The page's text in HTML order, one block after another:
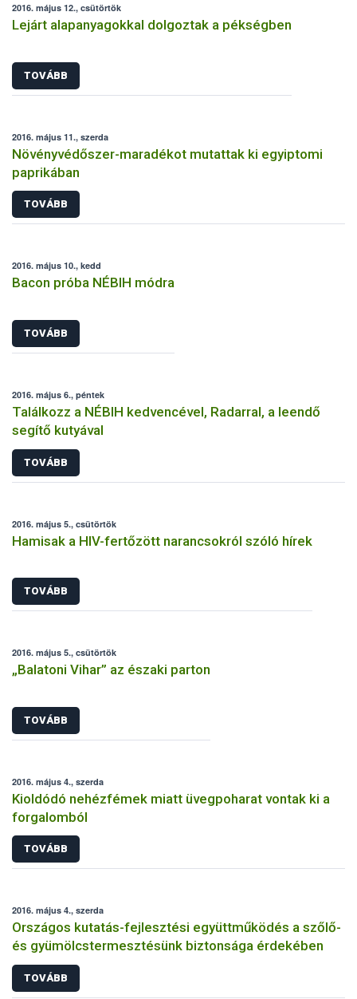
2016. május 12., csütörtök
Lejárt alapanyagokkal dolgoztak a pékségben
TOVÁBB
2016. május 11., szerda
Növényvédőszer-maradékot mutattak ki egyiptomi
paprikában
TOVÁBB
2016. május 10., kedd
Bacon próba NÉBIH módra
TOVÁBB
2016. május 6., péntek
Találkozz a NÉBIH kedvencével, Radarral, a leendő
segítő kutyával
TOVÁBB
2016. május 5., csütörtök
Hamisak a HIV-fertőzött narancsokról szóló hírek
TOVÁBB
2016. május 5., csütörtök
„Balatoni Vihar” az északi parton
TOVÁBB
2016. május 4., szerda
Kioldódó nehézfémek miatt üvegpoharat vontak ki a
forgalomból
TOVÁBB
2016. május 4., szerda
Országos kutatás-fejlesztési együttműködés a szőlő-
és gyümölcstermesztésünk biztonsága érdekében
TOVÁBB